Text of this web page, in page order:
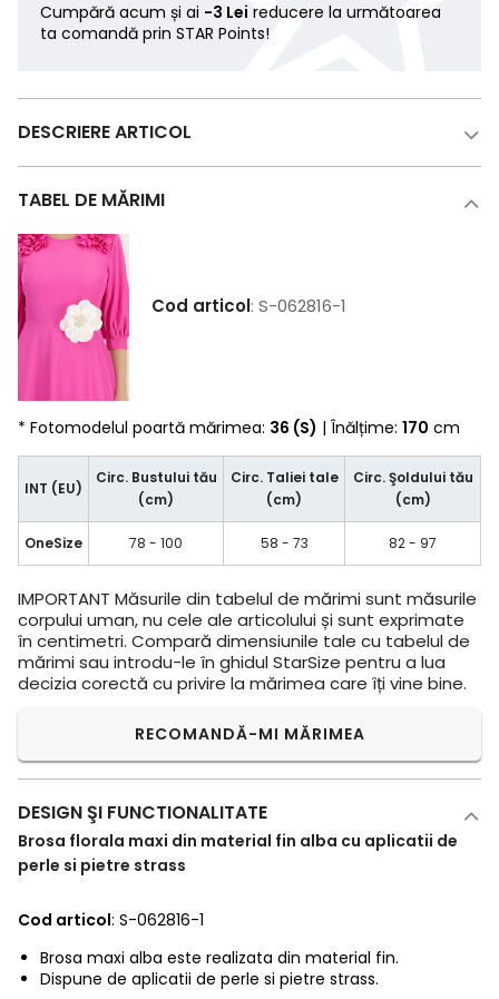
Cumpără acum și ai -3 Lei reducere la următoarea
ta comandă prin STAR Points!
DESCRIERE ARTICOL
TABEL DE MĂRIMI
Cod articol: S-062816-1
* Fotomodelul poartă mărimea: 36 (S) | Înălțime: 170 cm
INT (EU)
Circ. Bustului tău
(cm)
Circ. Taliei tale
(cm)
Circ. Şoldului tău
(cm)
OneSize 78 - 100 58 - 73 82 - 97
IMPORTANT Măsurile din tabelul de mărimi sunt măsurile
corpului uman, nu cele ale articolului și sunt exprimate
în centimetri. Compară dimensiunile tale cu tabelul de
mărimi sau introdu-le în ghidul StarSize pentru a lua
decizia corectă cu privire la mărimea care îți vine bine.
RECOMANDĂ-MI MĂRIMEA
DESIGN ŞI FUNCTIONALITATE
Brosa florala maxi din material fin alba cu aplicatii de
perle si pietre strass
Cod articol: S-062816-1
Brosa maxi alba este realizata din material fin.
Dispune de aplicatii de perle si pietre strass.